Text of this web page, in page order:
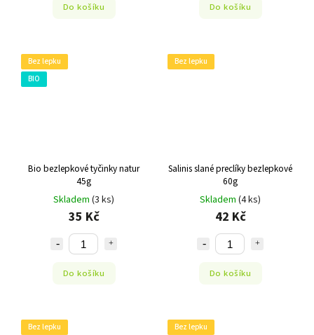
Do košíku Do košíku
Bez lepku
BIO
Bio bezlepkové tyčinky natur
45g
Skladem (3 ks)
35 Kč
Do košíku
Bez lepku
Salinis slané preclíky bezlepkové
60g
Skladem (4 ks)
42 Kč
Do košíku
Bez lepku
Bez lepku